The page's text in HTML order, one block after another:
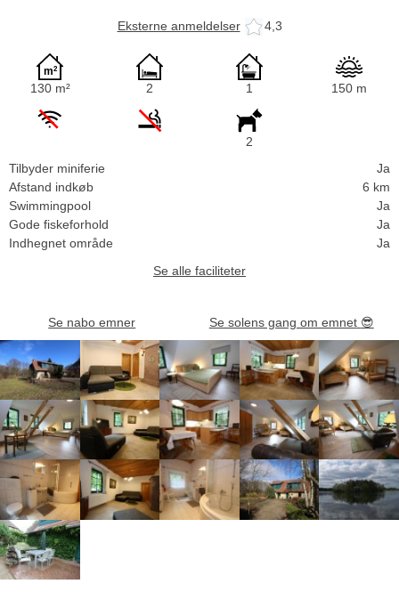
Eksterne anmeldelser 4,3
130 m² 2 1 150 m
2
Tilbyder miniferie
Ja
Afstand indkøb
6 km
Swimmingpool
Ja
Gode fiskeforhold
Ja
Indhegnet område
Ja
Se alle faciliteter
Se nabo emner Se solens gang om emnet 😎